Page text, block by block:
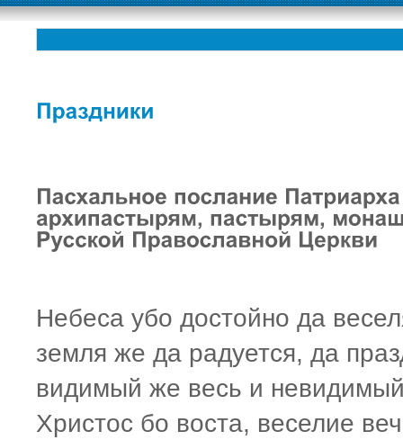
Небеса убо достойно да
земля же да радуется, да
видимый же весь и
Христос бо воста, веселие